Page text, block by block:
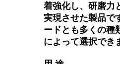
着強化し、研磨力
実現させた製品で
ードとも多くの種
によって選択でき